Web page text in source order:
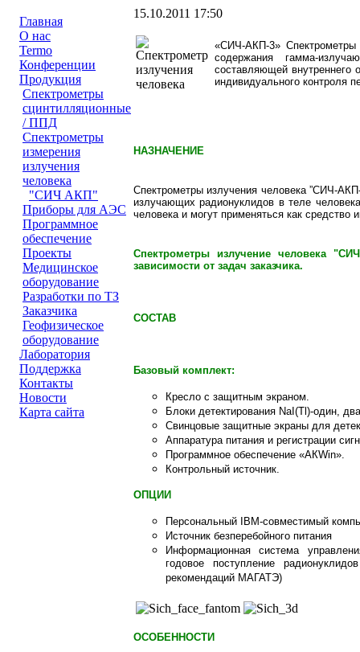
Главная
О нас
Termo
Конференции
Продукция
Cпектрометры
сцинтилляционные
/ ППД
Cпектрометры
измерения
излучения
человека
"СИЧ АКП"
Приборы для АЭС
Программное
обеспечение
Проeкты
Медицинское
оборудование
Разработки по ТЗ
Заказчика
Геофизическое
оборудование
Лаборатория
Поддержка
Контакты
Новости
Карта сайта
15.10.2011 17:50
«СИЧ-АКП-3» Спектрометры
содержания гамма-
составляющей внутреннего
индивидуального контроля
НАЗНАЧЕНИЕ
Спектрометры излучения человека”СИЧ-АКП
излучающих радионуклидов в теле
человека и могут применяться как средство
Спектрометры излучение человека
зависимости от задач заказчика.
СОСТАВ
Базовый комплект:
Кресло с защитным экраном.
Блоки детектирования NaI(Tl)-один,
Свинцовые защитные экраны для
Аппаратура питания и регистрации
Программное обеспечение «АКWin».
Контрольный источник.
ОПЦИИ
Персональный IBM-совместимый
Источник безперебойного питания
Информационная система
годовое поступление
рекомендаций МАГАТЭ)
ОСОБЕННОСТИ